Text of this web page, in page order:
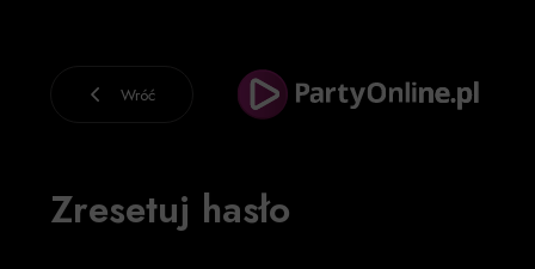
Wróć
Zresetuj hasło